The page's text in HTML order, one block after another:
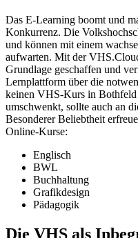
Das E-Learning boomt und
Konkurrenz. Die
und können mit einem
aufwarten. Mit der
Grundlage geschaffen und
Lernplattform über die
keinen VHS-Kurs in
umschwenkt, sollte auch an
Besonderer Beliebtheit
Online-Kurse:
Englisch
BWL
Buchhaltung
Grafikdesign
Pädagogik
Die VHS als